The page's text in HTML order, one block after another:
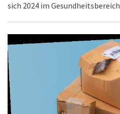
sich 2024 im Gesundheitsbereich